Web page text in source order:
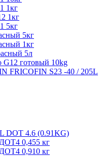
1кг
1кг
5кг
5кг
1кг
5л
G12 готовый 10kg
FRICOFIN S23 -40 / 205L
DOT 4.6 (0.91KG)
0,455 кг
0,910 кг